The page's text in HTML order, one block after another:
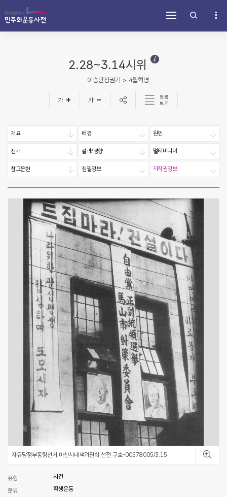
메
뉴
바
용
바
로
단
바
로
2.28~3.14시위
이승만정권기 > 4월혁명
목록
보기
개요 배경 원인
전개 결과/영향 멀티미디어
참고문헌 집필정보 저작권정보
자유당정부통령선거 마산시대책위원회 선전 구호-00578005/3.15
유형
사건
분류
학생운동